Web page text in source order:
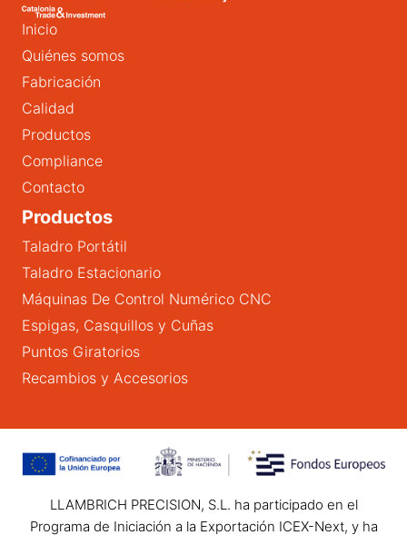
Inicio
Quiénes somos
Fabricación
Calidad
Productos
Compliance
Contacto
Productos
Taladro Portátil
Taladro Estacionario
Máquinas De Control Numérico CNC
Espigas, Casquillos y Cuñas
Puntos Giratorios
Recambios y Accesorios
LLAMBRICH PRECISION, S.L. ha participado en el
Programa de Iniciación a la Exportación ICEX-Next, y ha